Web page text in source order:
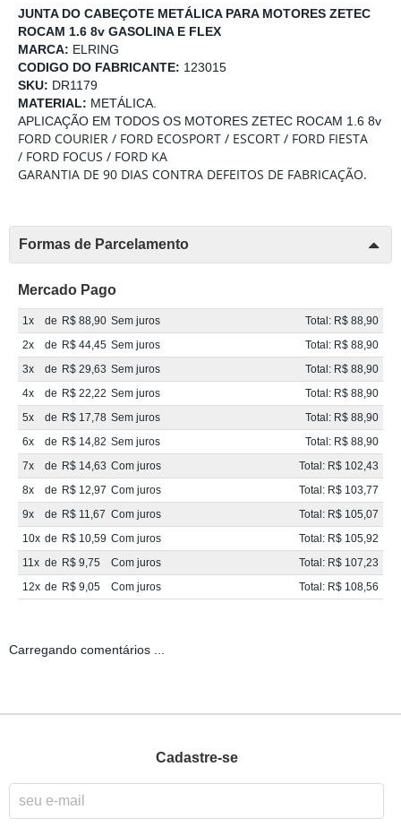
JUNTA DO CABEÇOTE METÁLICA PARA MOTORES ZETEC
ROCAM 1.6 8v GASOLINA E FLEX
MARCA: ELRING
CODIGO DO FABRICANTE: 123015
SKU: DR1179
MATERIAL: METÁLICA.
APLICAÇÃO EM TODOS OS MOTORES ZETEC ROCAM 1.6 8v
FORD COURIER / FORD ECOSPORT / ESCORT / FORD FIESTA
/ FORD FOCUS / FORD KA
GARANTIA DE 90 DIAS CONTRA DEFEITOS DE FABRICAÇÃO.
Formas de Parcelamento
Mercado Pago
1x de R$ 88,90 Sem juros
Total: R$ 88,90
2x
de R$ 44,45 Sem juros
Total: R$ 88,90
3x
de R$ 29,63 Sem juros
Total: R$ 88,90
4x
de R$ 22,22 Sem juros
Total: R$ 88,90
5x
de R$ 17,78 Sem juros
Total: R$ 88,90
6x
de R$ 14,82 Sem juros
Total: R$ 88,90
7x
de R$ 14,63 Com juros
Total: R$ 102,43
8x
de R$ 12,97 Com juros
Total: R$ 103,77
9x
de R$ 11,67 Com juros
Total: R$ 105,07
10x de R$ 10,59 Com juros
Total: R$ 105,92
11x de R$ 9,75 Com juros
Total: R$ 107,23
12x de R$ 9,05 Com juros Total: R$ 108,56
Carregando comentários ...
Cadastre-se